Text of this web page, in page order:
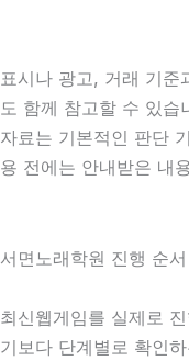
표시나 광고, 거래 기준
도 함께 참고할 수 있
자료는 기본적인 판단
용 전에는 안내받은 내
서면노래학원 진행 순
최신웹게임를 실제로
기보다 단계별로 확인